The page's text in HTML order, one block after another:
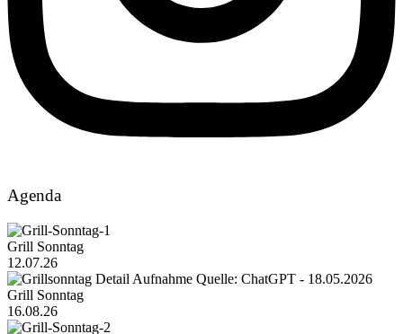
Agenda
Grill Sonntag
12.07.26
Grill Sonntag
16.08.26